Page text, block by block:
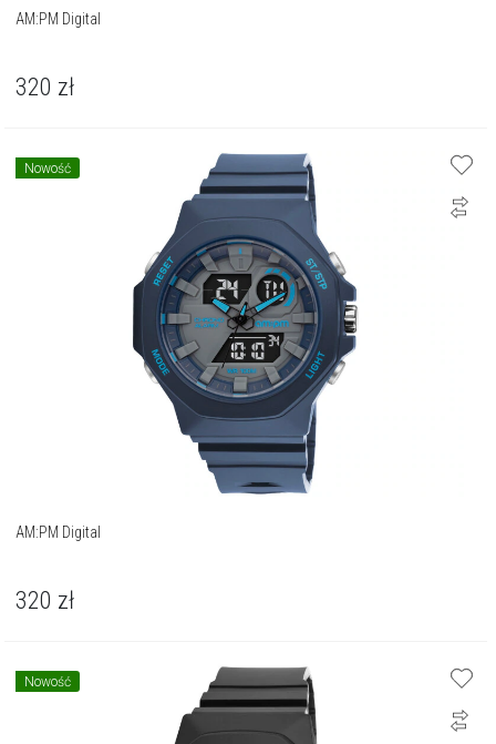
AM:PM Digital
320 zł
Nowość
AM:PM Digital
320 zł
Nowość